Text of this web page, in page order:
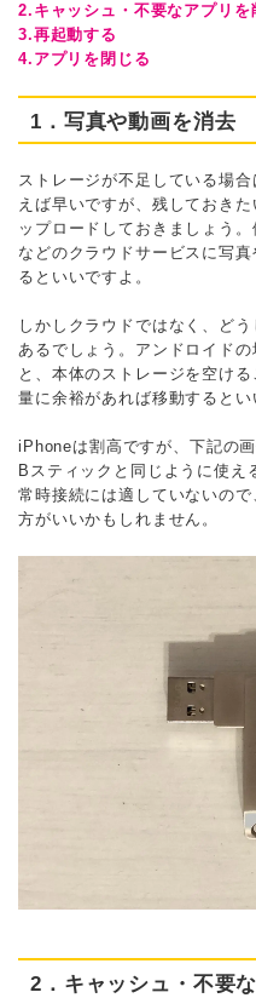
2.キャッシュ・不要なアプリを
3.再起動する
4.アプリを閉じる
1．写真や動画を消去
ストレージが不足している場
えば早いですが、残しておき
ップロードしておきましょう
などのクラウドサービスに写
るといいですよ。
しかしクラウドではなく、ど
あるでしょう。アンドロイド
と、本体のストレージを空け
量に余裕があれば移動するとい
iPhoneは割高ですが、下記の
Bスティックと同じように使え
常時接続には適していないの
方がいいかもしれません。
2．キャッシュ・不要